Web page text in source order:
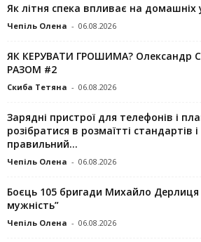
Як літня спека впливає на домашніх
Чепіль Олена - 06.08.2026
ЯК КЕРУВАТИ ГРОШИМА? Олександр
РАЗОМ #2
Скиба Тетяна - 06.08.2026
Зарядні пристрої для телефонів і
розібратися в розмаїтті стандартів
правильний...
Чепіль Олена - 06.08.2026
Боєць 105 бригади Михайло
мужність”
Чепіль Олена - 06.08.2026